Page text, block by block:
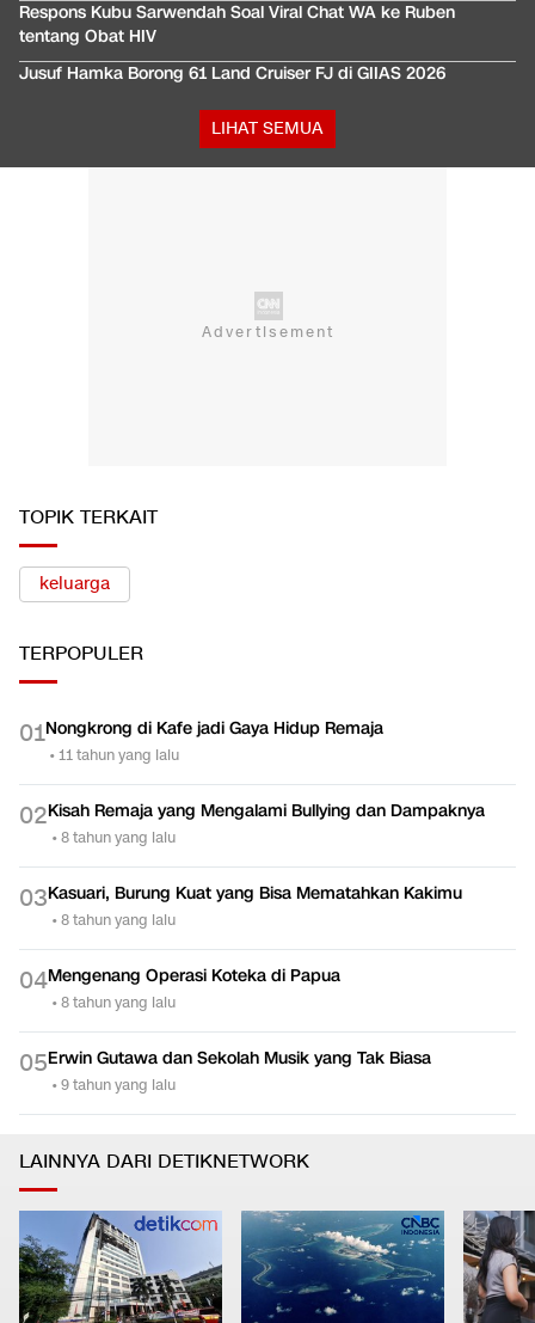
Respons Kubu Sarwendah Soal Viral Chat WA ke Ruben
tentang Obat HIV
Jusuf Hamka Borong 61 Land Cruiser FJ di GIIAS 2026
LIHAT SEMUA
TOPIK TERKAIT
keluarga
TERPOPULER
01Nongkrong di Kafe jadi Gaya Hidup Remaja
•11 tahun yang lalu
02Kisah Remaja yang Mengalami Bullying dan Dampaknya
•8 tahun yang lalu
03Kasuari, Burung Kuat yang Bisa Mematahkan Kakimu
•8 tahun yang lalu
04Mengenang Operasi Koteka di Papua
•8 tahun yang lalu
05Erwin Gutawa dan Sekolah Musik yang Tak Biasa
•9 tahun yang lalu
LAINNYA DARI DETIKNETWORK